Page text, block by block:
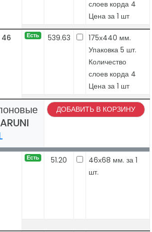
слоев корда 4
Цена за 1 шт
46 Есть 539.63
175х440 мм.
Упаковка 5 шт.
Количество
слоев корда 4
Цена за 1 шт
ДОБАВИТЬ В КОРЗИНУ
Есть 51.20
46х68 мм. за 1
шт.